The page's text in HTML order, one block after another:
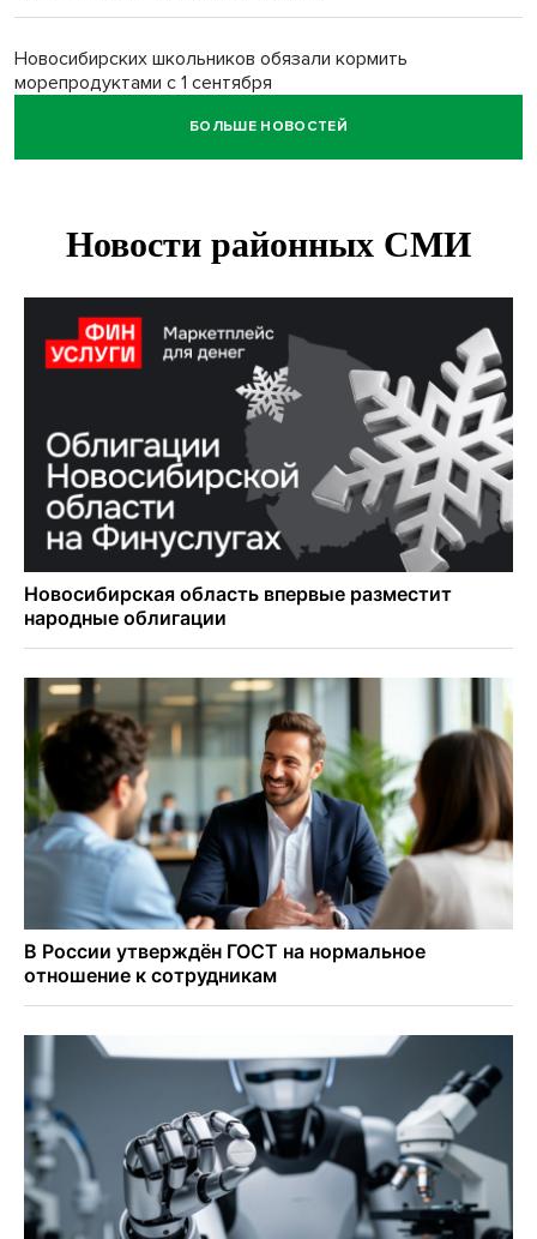
Новосибирских школьников обязали кормить
морепродуктами с 1 сентября
Июль-2026 вошел в топ-6 самых жарких за все время
Секрет при выборе макарон раскрыла новосибирцам
Перец-змея вырос в огороде жительницы
Каргата
Полная программа празднования Дня физкультурника
опубликована в Новосибирске
БОЛЬШЕ НОВОСТЕЙ